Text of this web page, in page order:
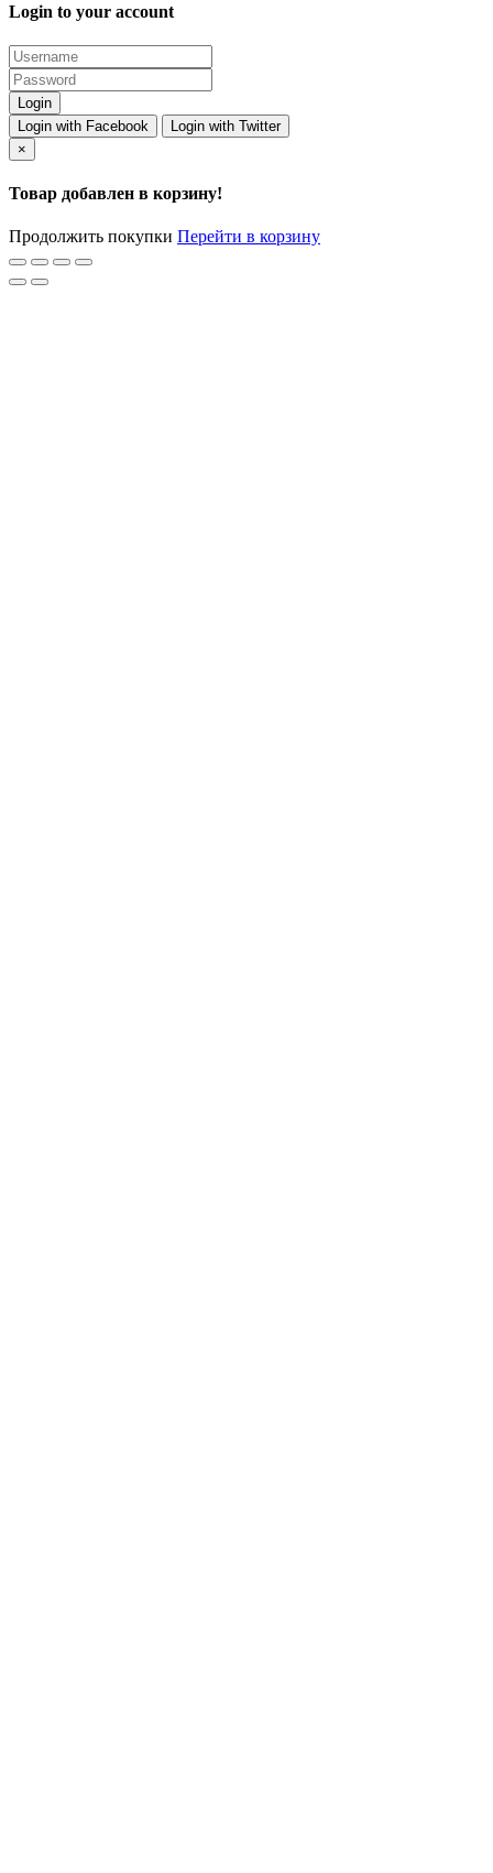
Login to your account
Login with Facebook
Login with Twitter
×
Товар добавлен в корзину!
Продолжить покупки Перейти в корзину